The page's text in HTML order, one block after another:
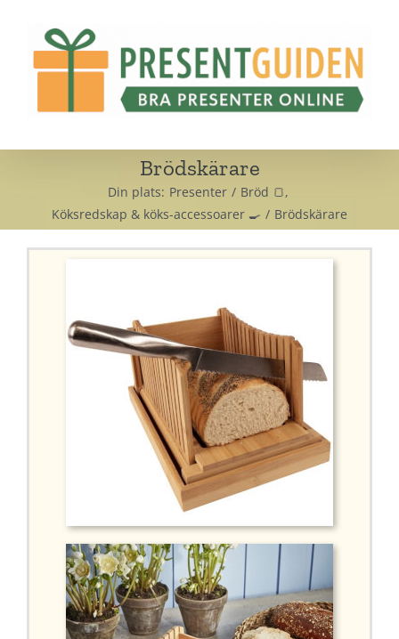
Brödskärare
Din plats: Presenter
Bröd 🍞
Köksredskap & köks-accessoarer 🍳
Brödskärare